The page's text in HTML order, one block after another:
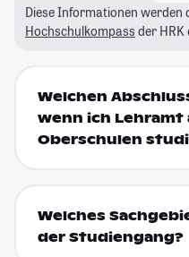
Diese Informationen werden
Hochschulkompass der HRK
Welchen
wenn ich Lehramt
Oberschulen
Welches
der Studiengang?